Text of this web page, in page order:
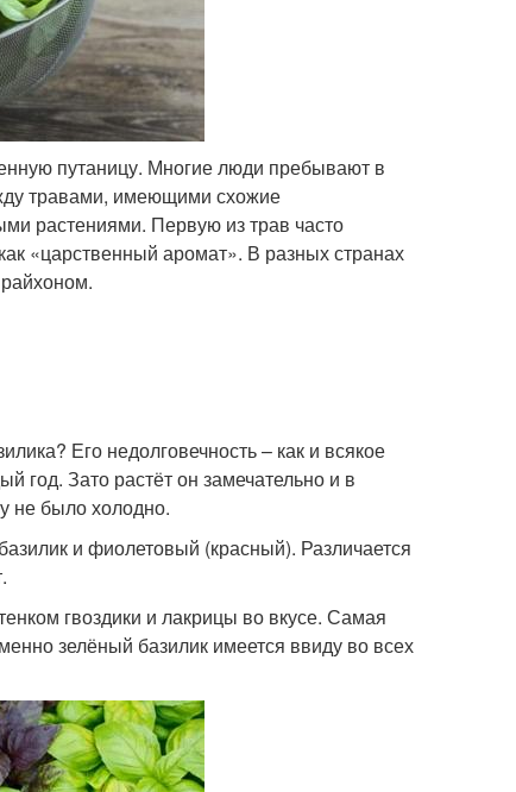
путаницу. Многие люди пребывают в
травами, имеющими схожие
растениями. Первую из трав часто
«царственный аромат». В разных странах
Его недолговечность – как и всякое
год. Зато растёт он замечательно и в
не было холодно.
и фиолетовый (красный). Различается
гвоздики и лакрицы во вкусе. Самая
зелёный базилик имеется ввиду во всех